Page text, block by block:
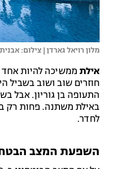
מלון רויאל גארדן | צילום:
אילת ממשיכה להיות אחד
חוזרים שוב ושוב
התעופה בן גוריון. אבל
באילת משתנה. פחות רק
לחדר.
השפעת המצב